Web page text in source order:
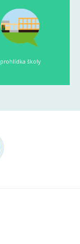
prohlídka školy